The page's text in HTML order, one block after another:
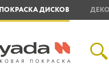
ПОКРАСКА ДИСКОВ